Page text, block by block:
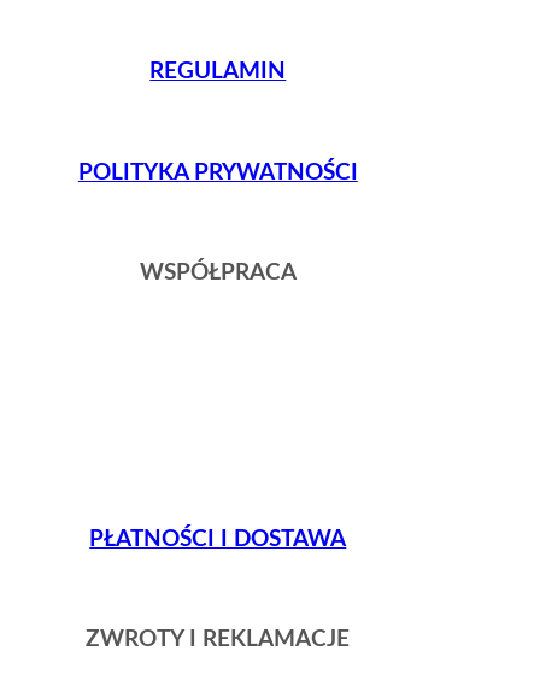
REGULAMIN
POLITYKA PRYWATNOŚCI
WSPÓŁPRACA
PŁATNOŚCI I DOSTAWA
ZWROTY I REKLAMACJE